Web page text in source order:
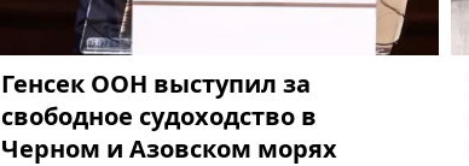
Генсек ООН выступил за
свободное судоходство в
Черном и Азовском морях